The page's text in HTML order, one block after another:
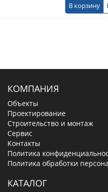
В корзину
КОМПАНИЯ
Объекты
Проектирование
Строительство и монтаж
Сервис
Контакты
Политика
Политика обработки
КАТАЛОГ